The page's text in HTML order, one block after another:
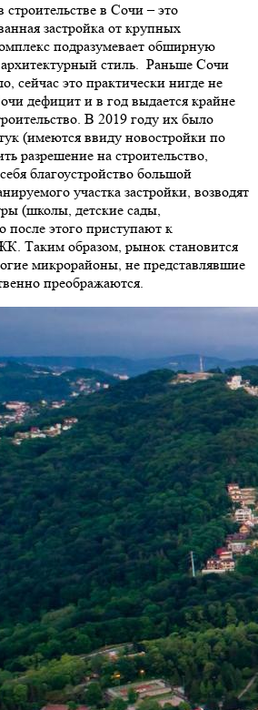
в Сочи – это
застройка от крупных
подразумевает обширную
стиль. Раньше Сочи
сейчас это практически нигде не
дефицит и в год выдается крайне
В 2019 году их было
(имеются ввиду новостройки по
разрешение на строительство,
благоустройство большой
участка застройки, возводят
(школы, детские сады,
после этого приступают к
Таким образом, рынок становится
микрорайоны, не представлявшие
преображаются.